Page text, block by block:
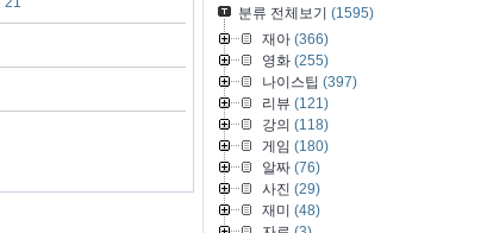
분류 전체보기 (1595)
재아 (366)
영화 (255)
나이스팁 (397)
리뷰 (121)
강의 (118)
게임 (180)
알짜 (76)
사진 (29)
재미 (48)